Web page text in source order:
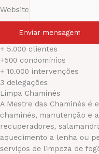
Website
Enviar mensagem
+ 5.000 clientes
+500 condomínios
+ 10.000 intervenções
3 delegações
Limpa Chaminés
A Mestre das Chaminés é
chaminés, manutenção e
recuperadores,
aquecimento a lenha ou
serviços de limpeza de